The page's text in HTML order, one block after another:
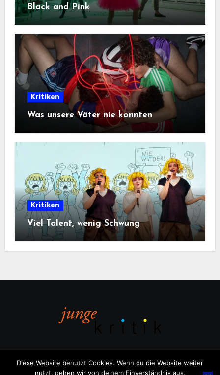
Black and Pink
Kritiken
Was unsere Väter nie konnten
Kritiken
Viel Talent, wenig Schwung
Diese Website benutzt Cookies. Wenn du die Website weiter
nutzt, gehen wir von deinem Einverständnis aus.